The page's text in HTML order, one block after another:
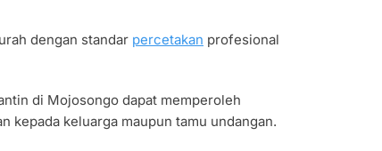
dengan standar percetakan profesional
di Mojosongo dapat memperoleh
kepada keluarga maupun tamu undangan.